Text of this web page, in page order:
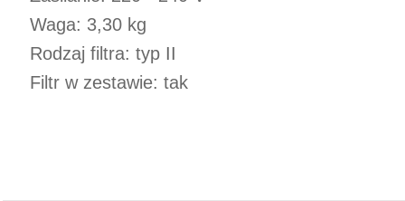
Waga: 3,30 kg
Rodzaj filtra: typ II
Filtr w zestawie: tak